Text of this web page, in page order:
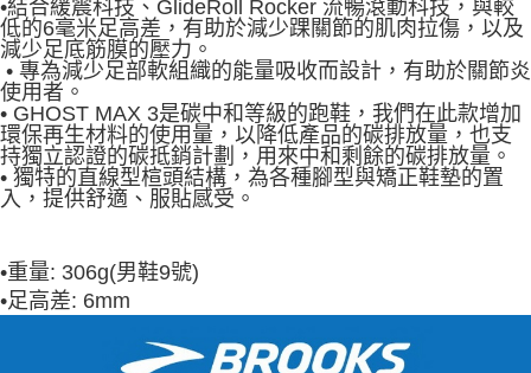
•結合緩震科技、GlideRoll Rocker 流暢滾動科技，與較
低的6毫米足高差，有助於減少踝關節的肌肉拉傷，以及
減少足底筋膜的壓力。
• 專為減少足部軟組織的能量吸收而設計，有助於關節炎
使用者。
• GHOST MAX 3是碳中和等級的跑鞋，我們在此款增加
環保再生材料的使用量，以降低產品的碳排放量，也支
持獨立認證的碳抵銷計劃，用來中和剩餘的碳排放量。
• 獨特的直線型楦頭結構，為各種腳型與矯正鞋墊的置
入，提供舒適、服貼感受。
•重量: 306g(男鞋9號)
•足高差: 6mm